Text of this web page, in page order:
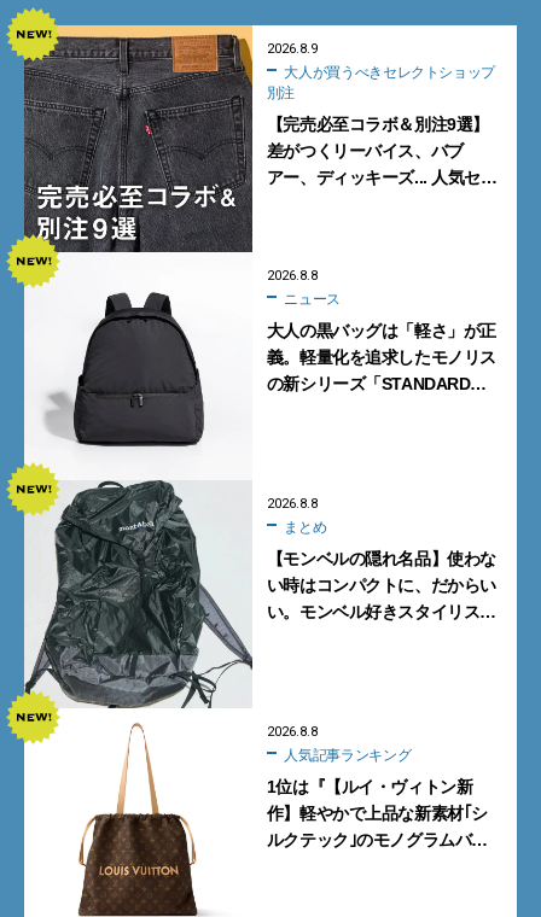
2026.8.9
別注
【完売必至コラボ＆別注9選】
差がつくリーバイス、バブ
アー、ディッキーズ... 人気セレ
2026.8.8
ニュース
大人の黒バッグは「軽さ」が正
義。軽量化を追求したモノリス
の新シリーズ「STANDARD
2026.8.8
まとめ
【モンベルの隠れ名品】使わな
い時はコンパクトに、だからい
い。モンベル好きスタイリスト
2026.8.8
人気記事ランキング
1位は『【ルイ・ヴィトン新
作】軽やかで上品な新素材｢シ
ルクテック｣のモノグラムバッ